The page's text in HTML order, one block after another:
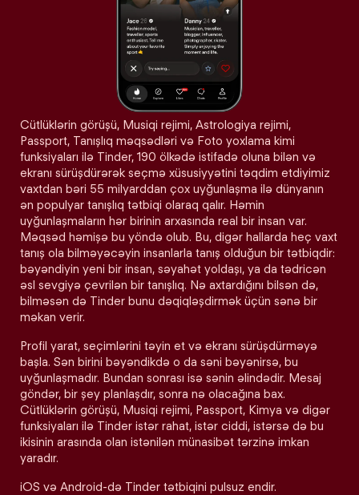
Cütlüklərin görüşü, Musiqi rejimi, Astrologiya rejimi,
Passport, Tanışlıq məqsədləri və Foto yoxlama kimi
funksiyaları ilə Tinder, 190 ölkədə istifadə oluna bilən və
ekranı sürüşdürərək seçmə xüsusiyyətini təqdim etdiyimiz
vaxtdan bəri 55 milyarddan çox uyğunlaşma ilə dünyanın
ən populyar tanışlıq tətbiqi olaraq qalır. Həmin
uyğunlaşmaların hər birinin arxasında real bir insan var.
Məqsəd həmişə bu yöndə olub. Bu, digər hallarda heç vaxt
tanış ola bilməyəcəyin insanlarla tanış olduğun bir tətbiqdir:
bəyəndiyin yeni bir insan, səyahət yoldaşı, ya da tədricən
əsl sevgiyə çevrilən bir tanışlıq. Nə axtardığını bilsən də,
bilməsən də Tinder bunu dəqiqləşdirmək üçün sənə bir
məkan verir.
Profil yarat, seçimlərini təyin et və ekranı sürüşdürməyə
başla. Sən birini bəyəndikdə o da səni bəyənirsə, bu
uyğunlaşmadır. Bundan sonrası isə sənin əlindədir. Mesaj
göndər, bir şey planlaşdır, sonra nə olacağına bax.
Cütlüklərin görüşü, Musiqi rejimi, Passport, Kimya və digər
funksiyaları ilə Tinder istər rahat, istər ciddi, istərsə də bu
ikisinin arasında olan istənilən münasibət tərzinə imkan
yaradır.
iOS və Android-də Tinder tətbiqini pulsuz endir.